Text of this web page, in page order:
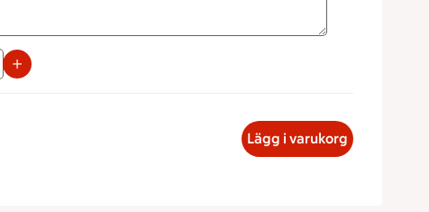
för att minska eller öka värdet, eller ange ett värde
med kaffekräm & krossad daim, 28.39 kronor
Lägg i varukorg